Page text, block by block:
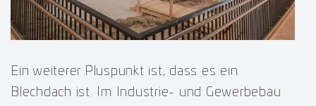
Ein weiterer Pluspunkt ist, dass es ein
Blechdach ist. Im Industrie- und Gewerbebau